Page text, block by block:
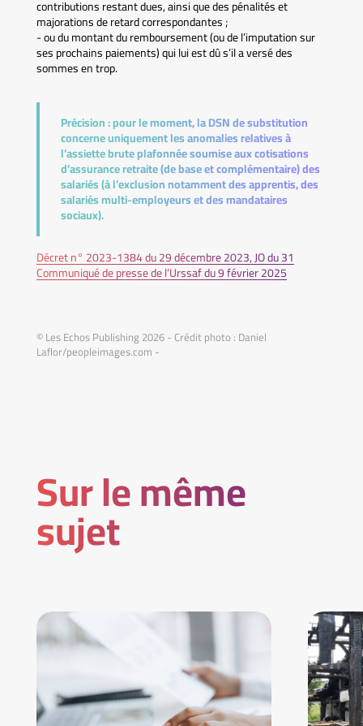
contributions restant dues, ainsi que des pénalités et
majorations de retard correspondantes ;
- ou du montant du remboursement (ou de l’imputation sur
ses prochains paiements) qui lui est dû s’il a versé des
sommes en trop.
Précision :pour le moment, la DSN de substitution
concerne uniquement les anomalies relatives à
l’assiette brute plafonnée soumise aux cotisations
d’assurance retraite (de base et complémentaire) des
salariés (à l’exclusion notamment des apprentis, des
salariés multi-employeurs et des mandataires
sociaux).
Décret n° 2023-1384 du 29 décembre 2023, JO du 31
Communiqué de presse de l’Urssaf du 9 février 2025
© Les Echos Publishing 2026 - Crédit photo : Daniel
Laflor/peopleimages.com -
Sur le même
sujet